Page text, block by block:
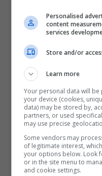
Personalised
content
services
Store and/or
Learn more
Your personal data will
your device (cookies,
data) may be stored by,
partners, or used
may use precise
Some vendors may
of legitimate interest,
your options below. Look
or in the site menu to
and cookie settings.